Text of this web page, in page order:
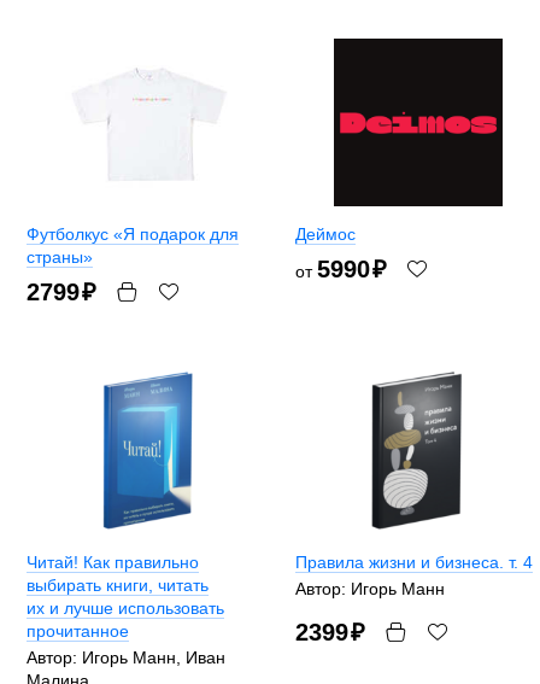
Футболкус «Я подарок для
страны»
2799₽
Деймос
от5990₽
Читай! Как правильно
выбирать книги, читать
их и лучше использовать
прочитанное
Автор: Игорь Манн, Иван
Малина
Правила жизни и бизнеса. т. 4
Автор: Игорь Манн
2399₽